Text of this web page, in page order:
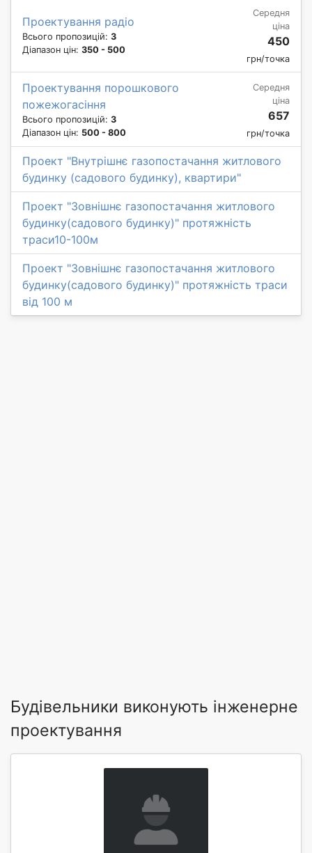
Проектування радіо
Всього пропозицій: 3
Діапазон цін: 350 - 500
Середня
ціна
450
грн/точка
Проектування порошкового
пожежогасіння
Всього пропозицій: 3
Діапазон цін: 500 - 800
Середня
ціна
657
грн/точка
Проект "Внутрішнє газопостачання житлового
будинку (садового будинку), квартири"
Проект "Зовнішнє газопостачання житлового
будинку(садового будинку)" протяжність
траси10-100м
Проект "Зовнішнє газопостачання житлового
будинку(садового будинку)" протяжність траси
від 100 м
Будівельники виконують інженерне
проектування